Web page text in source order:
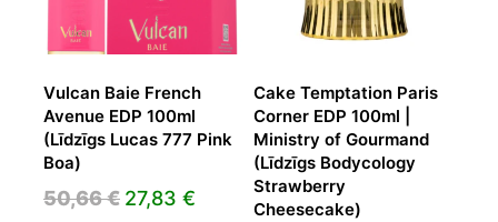
Vulcan Baie French
Avenue EDP 100ml
(Līdzīgs Lucas 777 Pink
Boa)
50,66€ Original
27,83 € Current
Cake Temptation Paris
Corner EDP 100ml |
Ministry of Gourmand
(Līdzīgs Bodycology
Strawberry
Cheesecake)